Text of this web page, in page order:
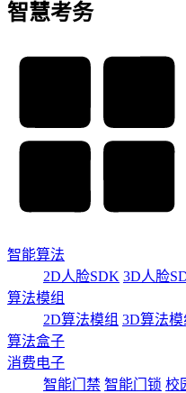
智慧考务
智能算法
2D人脸SDK 3D人脸
算法模组
2D算法模组 3D算法模
算法盒子
消费电子
智能门禁 智能门锁 校